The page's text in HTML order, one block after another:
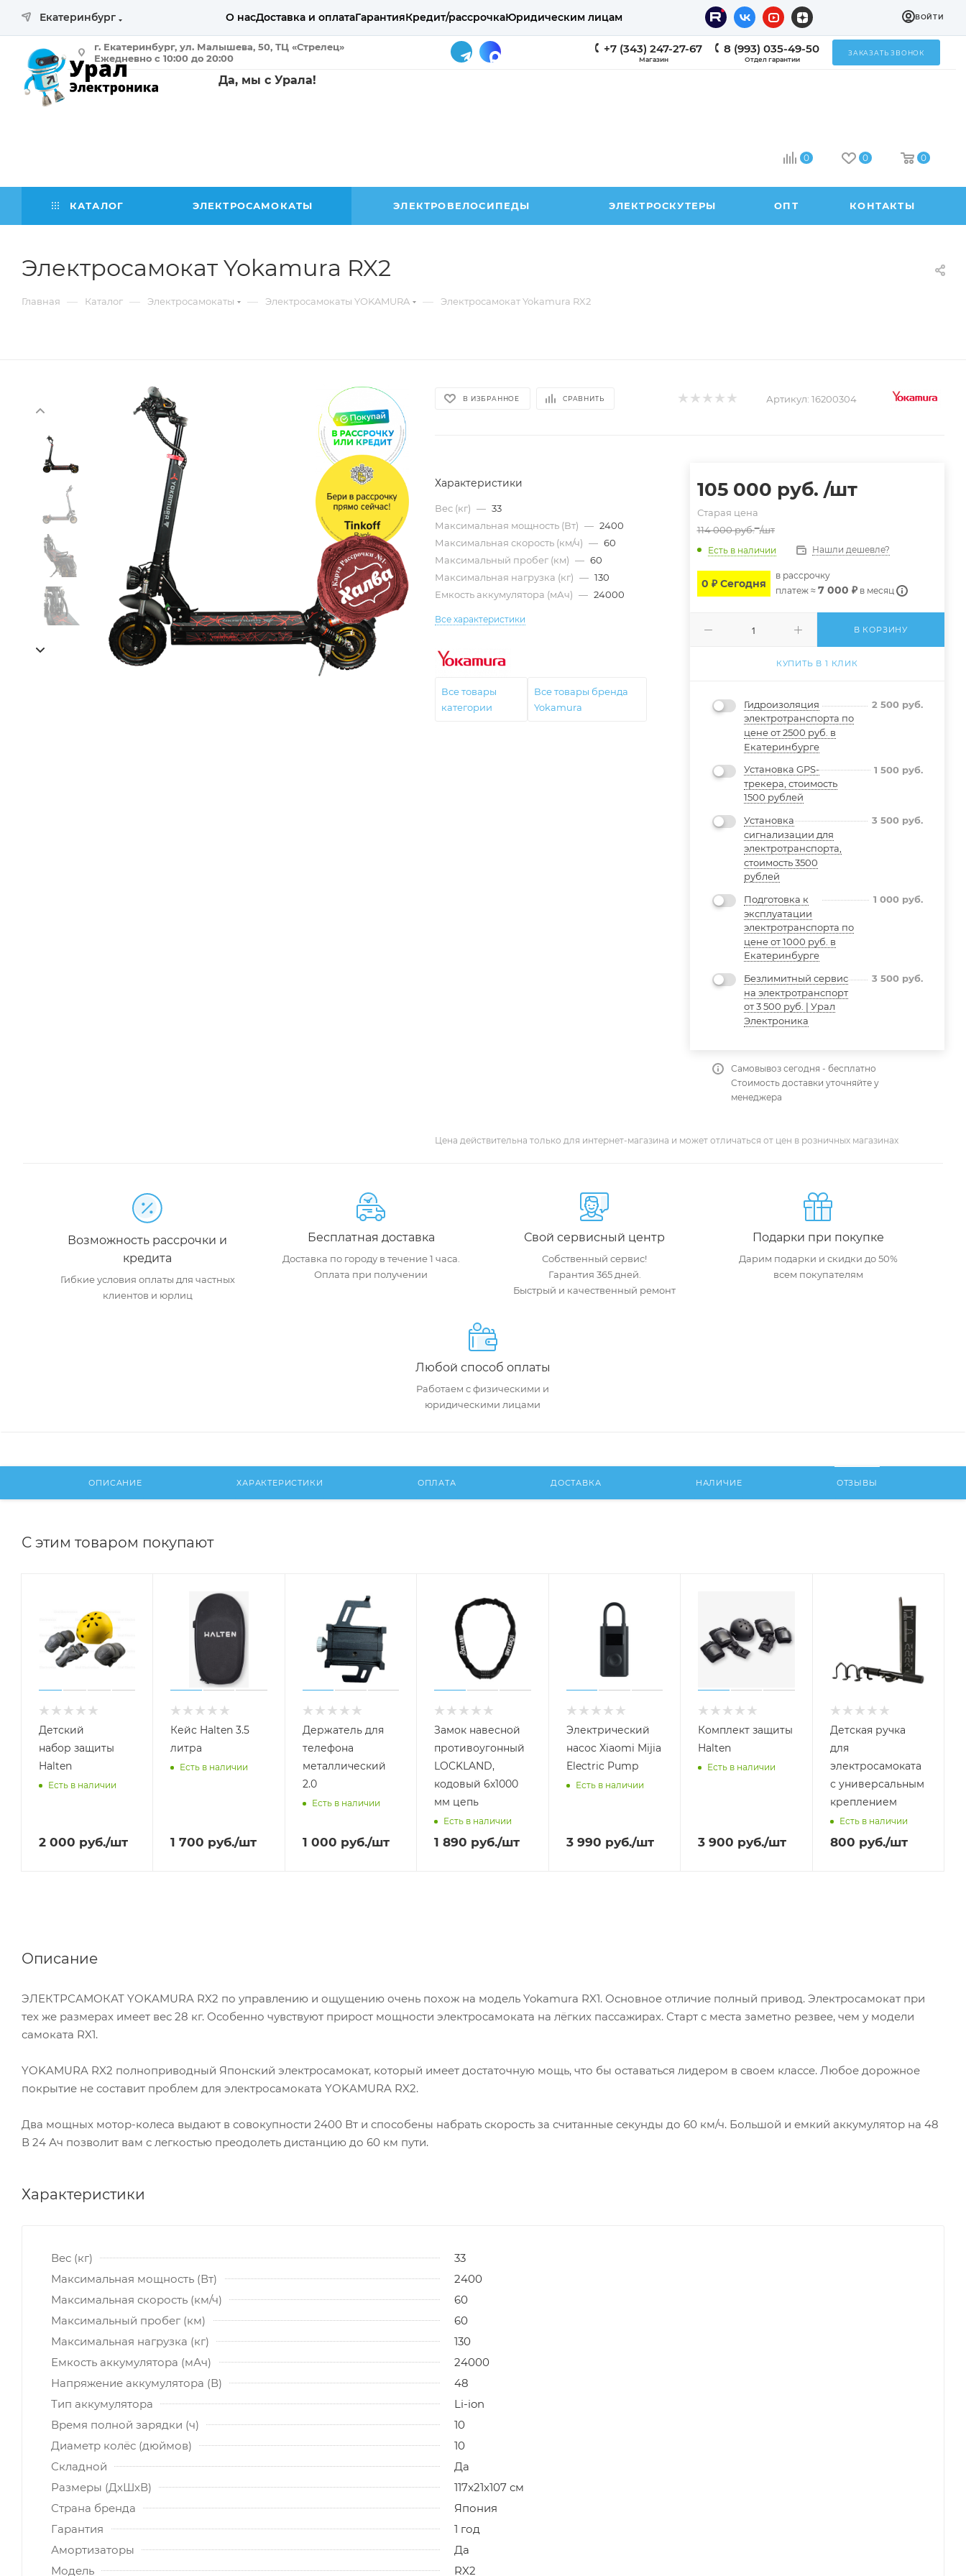
Екатеринбург О насДоставка и оплатаГарантияКредит/рассрочкаЮридическим лицам ВОЙТИ
г. Екатеринбург, ул. Малышева, 50, ТЦ «Стрелец»
Ежедневно с 10:00 до 20:00
+7 (343) 247-27-67
Магазин
8 (993) 035-49-50
Отдел гарантии
ЗАКАЗАТЬ ЗВОНОК
Да, мы с Урала!
0 0 0
КАТАЛОГ ЭЛЕКТРОСАМОКАТЫ ЭЛЕКТРОВЕЛОСИПЕДЫ ЭЛЕКТРОСКУТЕРЫ ОПТ КОНТАКТЫ
Электросамокат Yokamura RX2
Главная — Каталог — Электросамокаты — Электросамокаты YOKAMURA — Электросамокат Yokamura RX2
В ИЗБРАННОЕ СРАВНИТЬ Артикул: 16200304
Характеристики
Вес (кг) — 33
Максимальная мощность (Вт) — 2400
Максимальная скорость (км/ч) — 60
Максимальный пробег (км) — 60
Максимальная нагрузка (кг) — 130
Емкость аккумулятора (мАч) — 24000
Все характеристики
Все товары
категории
Все товары бренда
Yokamura
105 000 руб. /шт
Старая цена
114 000руб. /шт
Есть в наличии Нашли дешевле?
0 ₽ Сегодня
в расcрочку
платеж ≈ 7 000 ₽в месяц
В КОРЗИНУ
КУПИТЬ В 1 КЛИК
Гидроизоляция
электротранспорта по
цене от 2500 руб. в
Екатеринбурге
2 500руб.
Установка GPS-
трекера, стоимость
1500 рублей
1 500руб.
Установка
сигнализации для
электротранспорта,
стоимость 3500
рублей
3 500руб.
Подготовка к
эксплуатации
электротранспорта по
цене от 1000 руб. в
Екатеринбурге
1 000руб.
Безлимитный сервис
на электротранспорт
от 3 500 руб. | Урал
Электроника
3 500руб.
Самовывоз сегодня - бесплатно
Стоимость доставки уточняйте у
менеджера
Цена действительна только для интернет-магазина и может отличаться от цен в розничных магазинах
Возможность рассрочки и
кредита
Гибкие условия оплаты для частных
клиентов и юрлиц
Бесплатная доставка
Доставка по городу в течение 1 часа.
Оплата при получении
Свой сервисный центр
Собственный сервис!
Гарантия 365 дней.
Быстрый и качественный ремонт
Подарки при покупке
Дарим подарки и скидки до 50%
всем покупателям
Любой способ оплаты
Работаем с физическими и
юридическими лицами
ОПИСАНИЕ ХАРАКТЕРИСТИКИ ОПЛАТА ДОСТАВКА НАЛИЧИЕ ОТЗЫВЫ
С этим товаром покупают
Детский
набор защиты
Halten
Есть в наличии
2 000 руб./шт
Кейс Halten 3.5
литра
Есть в наличии
1 700 руб./шт
Держатель для
телефона
металлический
2.0
Есть в наличии
1 000 руб./шт
Замок навесной
противоугонный
LOCKLAND,
кодовый 6х1000
мм цепь
Есть в наличии
1 890 руб./шт
Электрический
насос Xiaomi Mijia
Electric Pump
Есть в наличии
3 990 руб./шт
Комплект защиты
Halten
Есть в наличии
3 900 руб./шт
Детская ручка
для
электросамоката
с универсальным
креплением
Есть в наличии
800 руб./шт
Описание
ЭЛЕКТРСАМОКАТ YOKAMURA RX2 по управлению и ощущению очень похож на модель Yokamura RX1. Основное отличие полный привод. Электросамокат при
тех же размерах имеет вес 28 кг. Особенно чувствуют прирост мощности электросамоката на лёгких пассажирах. Старт с места заметно резвее, чем у модели
самоката RX1.
YOKAMURA RX2 полноприводный Японский электросамокат, который имеет достаточную мощь, что бы оставаться лидером в своем классе. Любое дорожное
покрытие не составит проблем для электросамоката YOKAMURA RX2.
Два мощных мотор-колеса выдают в совокупности 2400 Вт и способены набрать скорость за считанные секунды до 60 км/ч. Большой и емкий аккумулятор на 48
В 24 Ач позволит вам с легкостью преодолеть дистанцию до 60 км пути.
Характеристики
Вес (кг)
33
Максимальная мощность (Вт)
2400
Максимальная скорость (км/ч)
60
Максимальный пробег (км)
60
Максимальная нагрузка (кг)
130
Емкость аккумулятора (мАч)
24000
Напряжение аккумулятора (В)
48
Тип аккумулятора
Li-ion
Время полной зарядки (ч)
10
Диаметр колёс (дюймов)
10
Складной
Да
Размеры (ДхШхВ)
117x21x107 см
Страна бренда
Япония
Гарантия
1 год
Амортизаторы
Да
Модель
RX2